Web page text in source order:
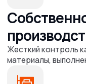
Ответына
вопросы